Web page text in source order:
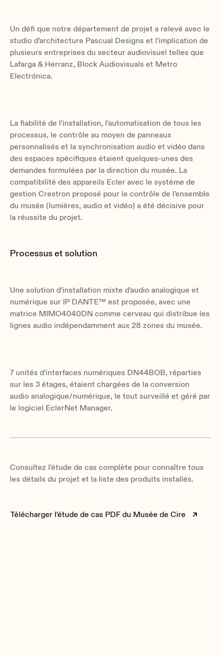
Un défi que notre département de projet a relevé avec le
studio d'architecture Pascual Designs et l'implication de
plusieurs entreprises du secteur audiovisuel telles que
Lafarga & Herranz, Block Audiovisuals et Metro
Electrónica.
La fiabilité de l'installation, l'automatisation de tous les
processus, le contrôle au moyen de panneaux
personnalisés et la synchronisation audio et vidéo dans
des espaces spécifiques étaient quelques-unes des
demandes formulées par la direction du musée. La
compatibilité des appareils Ecler avec le système de
gestion Crestron proposé pour le contrôle de l'ensemble
du musée (lumières, audio et vidéo) a été décisive pour
la réussite du projet.
Processus et solution
Une solution d'installation mixte d'audio analogique et
numérique sur IP DANTE™ est proposée, avec une
matrice MIMO4040DN comme cerveau qui distribue les
lignes audio indépendamment aux 28 zones du musée.
7 unités d'interfaces numériques DN44BOB, réparties
sur les 3 étages, étaient chargées de la conversion
audio analogique/numérique, le tout surveillé et géré par
le logiciel EclerNet Manager.
Consultez l'étude de cas complète pour connaître tous
les détails du projet et la liste des produits installés.
Télécharger l'étude de cas PDF du Musée de Cire